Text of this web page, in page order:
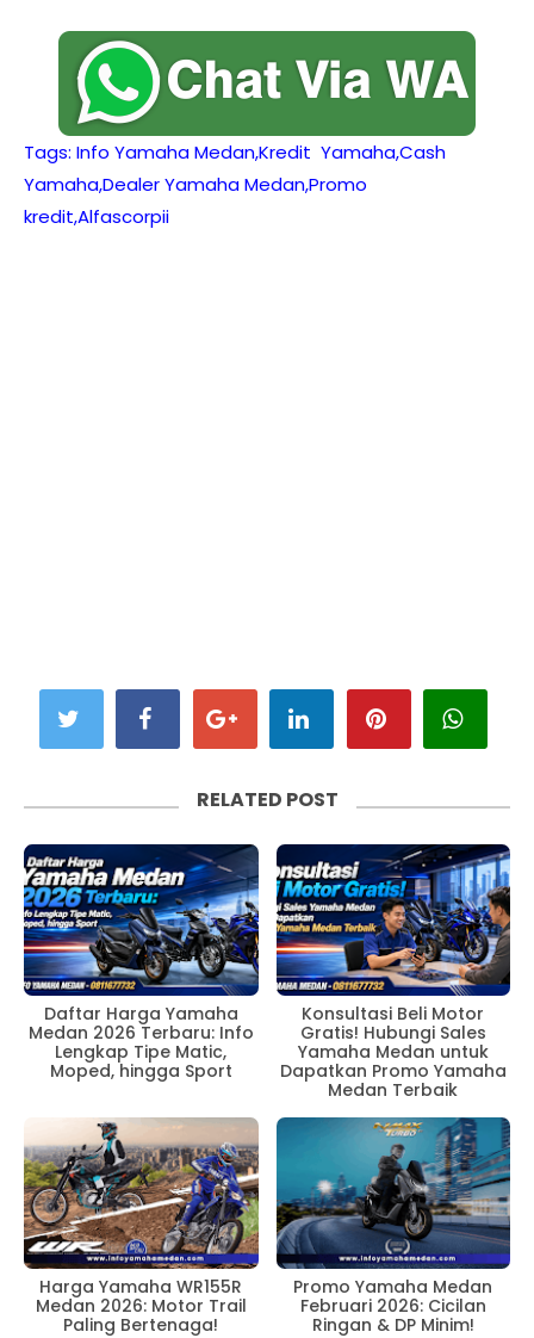
Tags: Info Yamaha Medan,Kredit Yamaha,Cash
Yamaha,Dealer Yamaha Medan,Promo
kredit,Alfascorpii
RELATED POST
Daftar Harga Yamaha
Medan 2026 Terbaru: Info
Lengkap Tipe Matic,
Moped, hingga Sport
Konsultasi Beli Motor
Gratis! Hubungi Sales
Yamaha Medan untuk
Dapatkan Promo Yamaha
Medan Terbaik
Harga Yamaha WR155R
Medan 2026: Motor Trail
Paling Bertenaga!
Promo Yamaha Medan
Februari 2026: Cicilan
Ringan & DP Minim!